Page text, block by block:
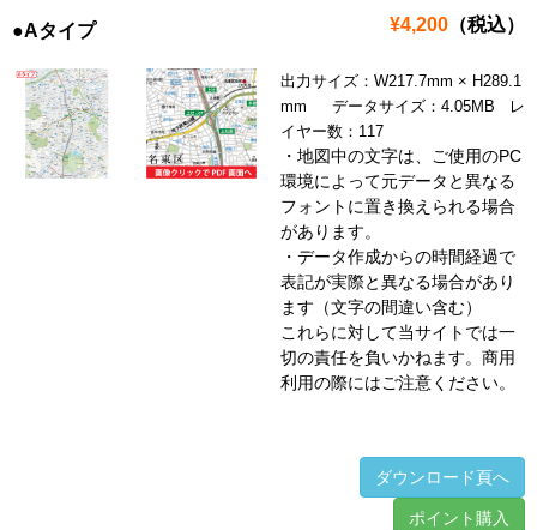
¥4,200 （税込）
●Aタイプ
出力サイズ：W217.7mm × H289.1
mm データサイズ：4.05MB レ
イヤー数：117
・地図中の文字は、ご使用のPC
環境によって元データと異なる
フォントに置き換えられる場合
があります。
・データ作成からの時間経過で
表記が実際と異なる場合があり
ます（文字の間違い含む）
これらに対して当サイトでは一
切の責任を負いかねます。商用
利用の際にはご注意ください。
ダウンロード頁へ
ポイント購入